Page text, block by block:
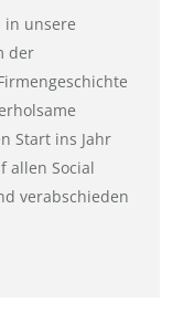
in unsere
der
Start ins Jahr
allen Social
verabschieden